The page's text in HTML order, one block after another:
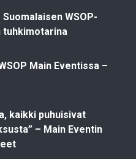
WSOP-
tuhkimotarina
Main Eventissa –
kaikki puhuisivat
– Main Eventin